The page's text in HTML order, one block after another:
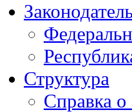
Структура
Справка